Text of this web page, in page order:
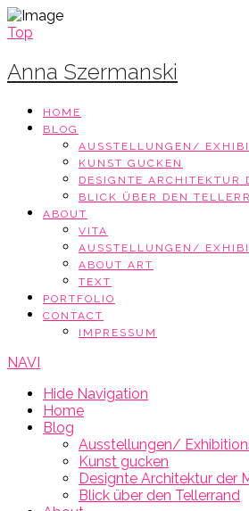
Top
Anna Szermanski
HOME
BLOG
AUSSTELLUNGEN/
KUNST GUCKEN
DESIGNTE ARCHITEKTUR
BLICK ÜBER DEN
ABOUT
VITA
AUSSTELLUNGEN/
ABOUT ART
TEXT
PORTFOLIO
CONTACT
IMPRESSUM
NAVI
Hide Navigation
Home
Blog
Ausstellungen/
Kunst gucken
Designte Architektur der
Blick über den Tellerrand